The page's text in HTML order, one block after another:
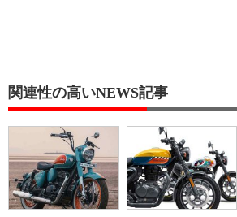
関連性の高いNEWS記事